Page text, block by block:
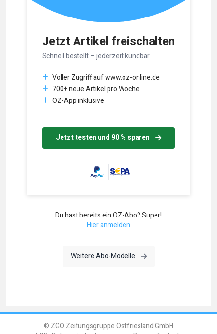
Jetzt Artikel freischalten
Schnell bestellt – jederzeit kündbar.
Voller Zugriff auf www.oz-online.de
700+ neue Artikel pro Woche
OZ-App inklusive
Jetzt testen und 90 % sparen
Du hast bereits ein OZ-Abo? Super!
Hier anmelden
Weitere Abo-Modelle
© ZGO Zeitungsgruppe Ostfriesland GmbH